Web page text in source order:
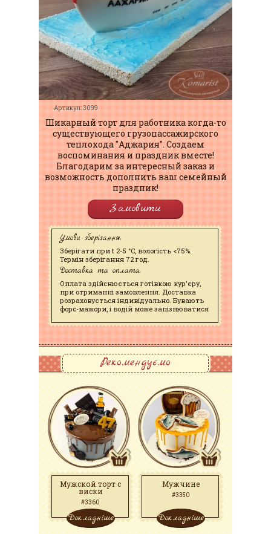
Артикул: 3099
Шикарный торт для работника когда-то
существующего грузопассажирского
теплохода "Аджария". Создаем
воспоминания и праздник вместе!
Благодарим за интересный заказ и
возможность дополнить ваш семейный
праздник!
Замовити
Умови зберігання:
Зберігати при t 2-5 °C, вологість <75%.
Термін зберігання 72 год.
Доставка та оплата:
Оплата здійснюється готівкою кур'єру,
при отриманні замовлення. Доставка
розраховується індивідуально. Бувають
форс-мажори, і водій може запізнюватися
Рекомендуємо
Мужской торт с
виски
#3360
Докладніше
Мужчине
#3350
Докладніше